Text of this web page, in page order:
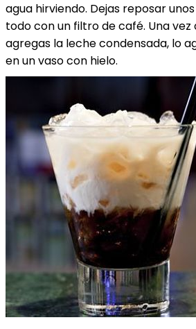
agua hirviendo. Dejas reposar
todo con un filtro de café. Una vez
agregas la leche condensada, lo
en un vaso con hielo.